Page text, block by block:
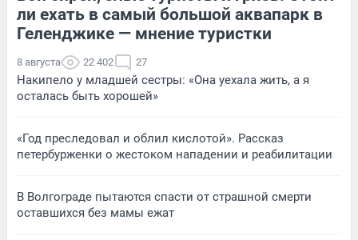
ли ехать в самый большой аквапарк в
Геленджике — мнение туристки
8 августа 22 402 27
Накипело у младшей сестры: «Она уехала жить, а я
осталась быть хорошей»
«Год преследовал и облил кислотой». Рассказ
петербурженки о жестоком нападении и реабилитации
В Волгограде пытаются спасти от страшной смерти
оставшихся без мамы ежат